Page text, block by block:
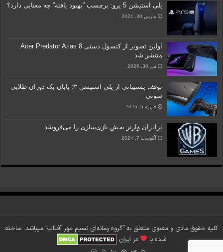
پلی استیشن 5 پرو: برچسب “بهبود یافته” چه معنایی دارد؟
مارس 30, 2024
اولین تصویر از کنسول دستی Acer Predator Atlas 8
منتشر شد
می 30, 2026
توقف پشتیبانی از پلی استیشن ۳؛ پایان یک دوران طلایی
سونی
فوریه 5, 2026
برادران وارنر بخش بازی‌سازی را می‌فروشد
آگوست 7, 2024
کلیه حقوق مادی و معنوی متعلق به "گروه رسانه‌ای نسیم مهر آفتاب" می‎باشد. ساخته
شده با
در ایران